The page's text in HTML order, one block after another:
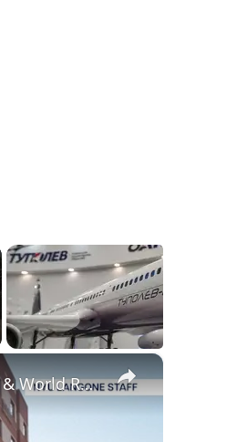
×
Multiple Long Island hospitals receive top marks in U.S. News & World Report rankings